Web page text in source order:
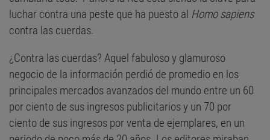
luchar contra una peste que ha puesto al Homo sapiens
contra las cuerdas.
¿Contra las cuerdas? Aquel fabuloso y glamuroso
negocio de la información perdió de promedio en los
principales mercados avanzados del mundo entre un 60
por ciento de sus ingresos publicitarios y un 70 por
ciento de sus ingresos por venta de ejemplares, en un